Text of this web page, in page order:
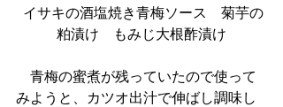
粕漬け　もみじ大根酢漬け
青梅の蜜煮が残っていたので使って
みようと、カツオ出汁で伸ばし調味し